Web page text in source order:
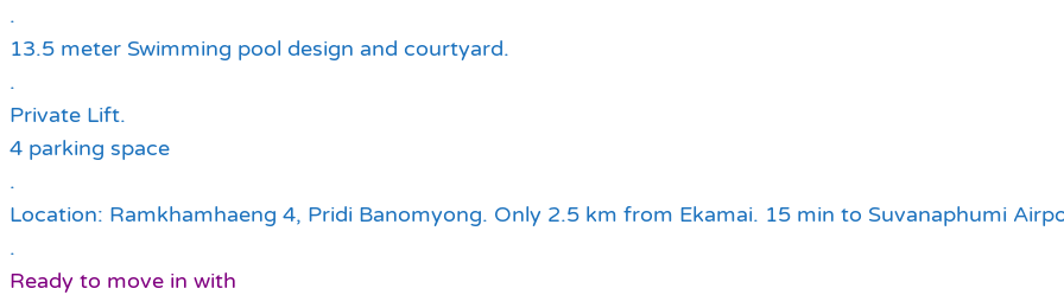
.
13.5 meter Swimming pool design and courtyard.
.
Private Lift.
4 parking space
.
Location: Ramkhamhaeng 4, Pridi Banomyong. Only 2.5 km from Ekamai. 15 min to Suvanaphumi
.
Ready to move in with